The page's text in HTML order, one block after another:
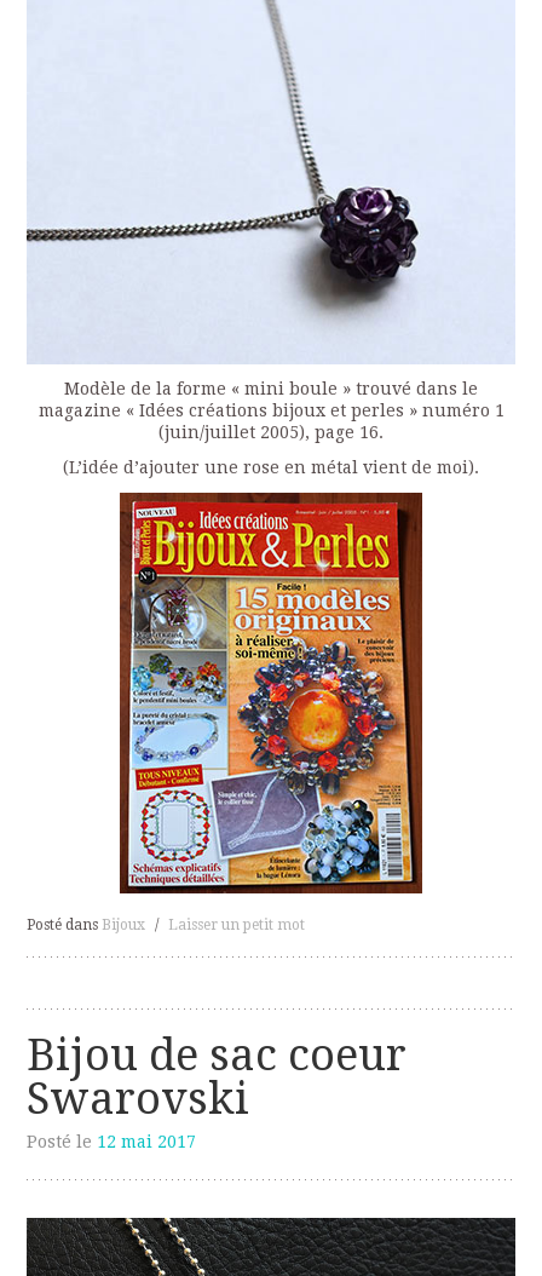
Modèle de la forme « mini boule » trouvé dans le
magazine « Idées créations bijoux et perles » numéro 1
(juin/juillet 2005), page 16.
(L’idée d’ajouter une rose en métal vient de moi).
Posté dans Bijoux / Laisser un petit mot
Bijou de sac coeur
Swarovski
Posté le 12 mai 2017